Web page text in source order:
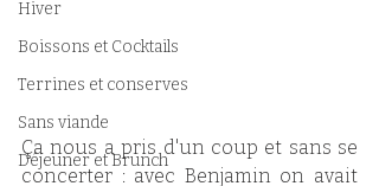
Hiver
Boissons et Cocktails
Terrines et conserves
Sans viande
Déjeuner et Brunch
Ça nous a pris d'un coup et sans se
concerter : avec Benjamin on avait